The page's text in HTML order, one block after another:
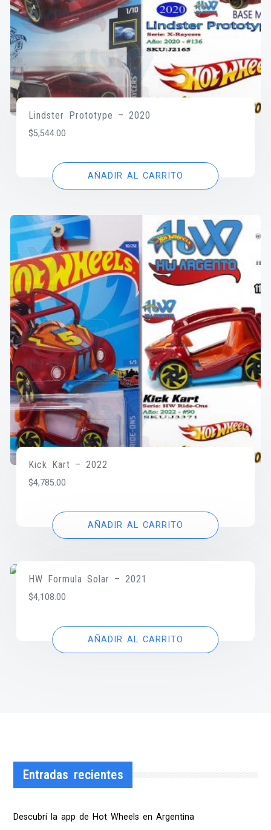
Lindster Prototype – 2020
$5,544.00
AÑADIR AL CARRITO
Kick Kart – 2022
$4,785.00
AÑADIR AL CARRITO
HW Formula Solar – 2021
$4,108.00
AÑADIR AL CARRITO
Entradas recientes
Descubrí la app de Hot Wheels en Argentina